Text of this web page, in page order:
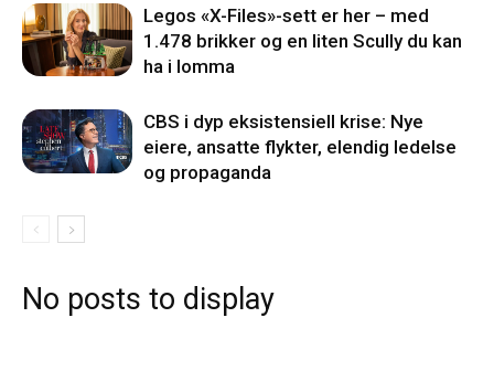
Legos «X-Files»-sett er her – med
1.478 brikker og en liten Scully du kan
ha i lomma
CBS i dyp eksistensiell krise: Nye
eiere, ansatte flykter, elendig ledelse
og propaganda
No posts to display